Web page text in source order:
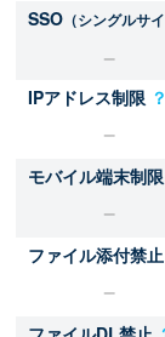
SSO （シングルサ
IPアドレス制限 ？
モバイル端末制限
ファイル添付禁止